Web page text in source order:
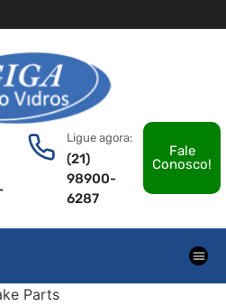
Ligue agora:
(21)
98900-
6287
Fale
Conosco!
Parts